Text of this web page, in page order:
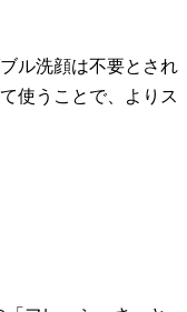
ル洗顔は不要とされ
使うことで、よりス